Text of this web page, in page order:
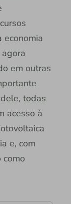
economia
em outras
todas
acesso à
e, com
como